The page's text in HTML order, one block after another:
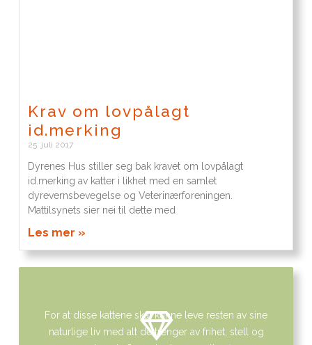
Krav om lovpålagt
id.merking
25. juli 2017
Dyrenes Hus stiller seg bak kravet om lovpålagt
id.merking av katter i likhet med en samlet
dyrevernsbevegelse og Veterinærforeningen.
Mattilsynets sier nei til dette med
Les mer »
For at disse kattene skal kunne leve resten av sine
naturlige liv med alt de trenger av frihet, stell og